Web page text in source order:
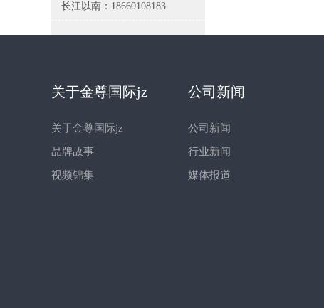
长江以南：18660108183
关于金尊国际jz
关于金尊国际jz
品牌故事
视频锦集
公司新闻
公司新闻
行业新闻
媒体报道